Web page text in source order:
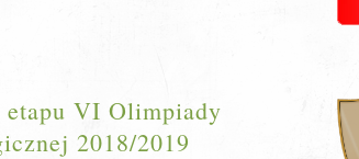
etapu VI Olimpiady
2018/2019